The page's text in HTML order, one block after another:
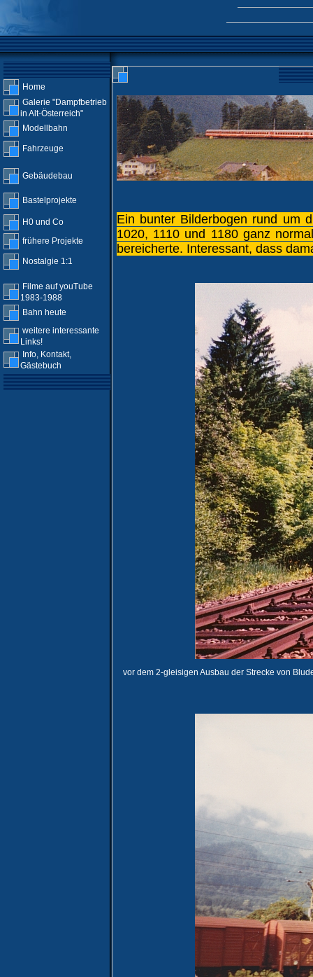
Home
Galerie "Dampfbetrieb
in Alt-Österreich"
Modellbahn
Fahrzeuge
Gebäudebau
Bastelprojekte
H0 und Co
frühere Projekte
Nostalgie 1:1
Filme auf youTube
1983-1988
Bahn heute
weitere interessante
Links!
Info, Kontakt,
Gästebuch
Ein bunter Bilderbogen rund um
1020, 1110 und 1180 ganz
bereicherte. Interessant, dass
vor dem 2-gleisigen Ausbau der Strecke von